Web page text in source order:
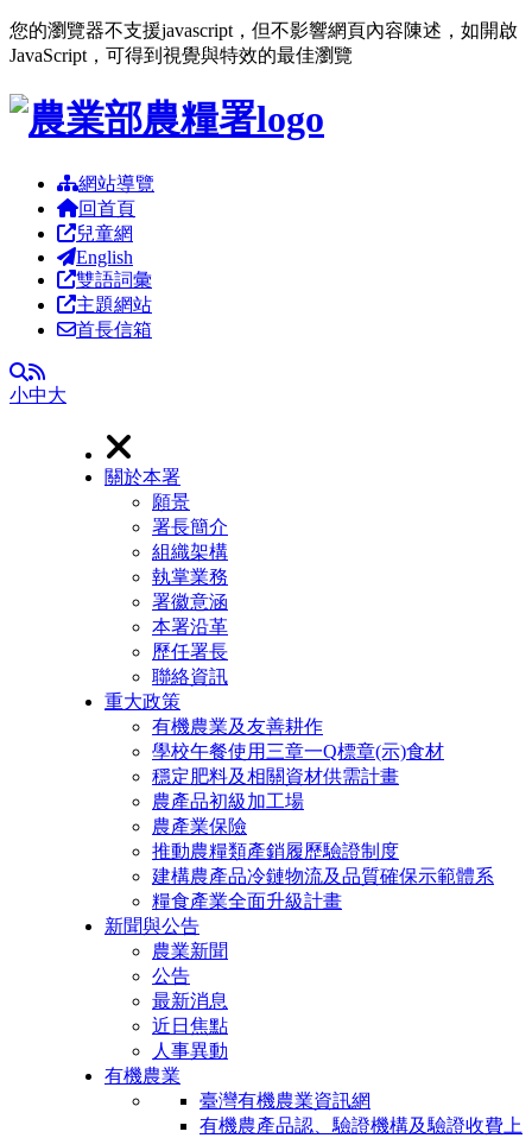
您的瀏覽器不支援javascript，但不影響網頁內容陳述，如開啟
JavaScript，可得到視覺與特效的最佳瀏覽
跳到主要內容區塊
網站導覽
回首頁
兒童網
English
雙語詞彙
主題網站
首長信箱
全文檢索
RSS
小中大
關於本署
願景
署長簡介
組織架構
執掌業務
署徽意涵
本署沿革
歷任署長
聯絡資訊
重大政策
有機農業及友善耕作
學校午餐使用三章一Q標章(示)食材
穩定肥料及相關資材供需計畫
農產品初級加工場
農產業保險
推動農糧類產銷履歷驗證制度
建構農產品冷鏈物流及品質確保示範體系
糧食產業全面升級計畫
新聞與公告
農業新聞
公告
最新消息
近日焦點
人事異動
有機農業
臺灣有機農業資訊網
有機農產品認、驗證機構及驗證收費上